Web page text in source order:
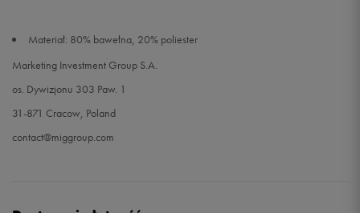
Materiał: 80% bawełna, 20% poliester
Marketing Investment Group S.A.
os. Dywizjonu 303 Paw. 1
31-871 Cracow, Poland
contact@miggroup.com